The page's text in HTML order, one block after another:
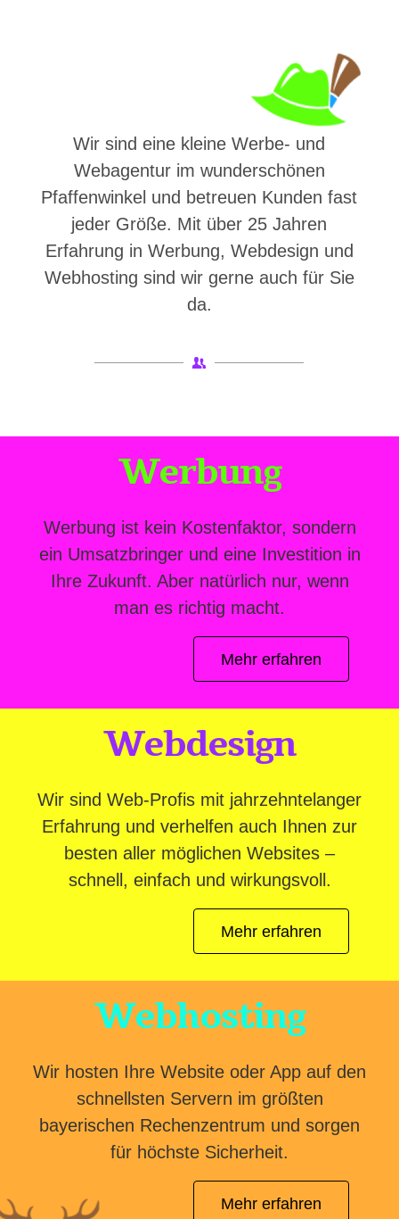
Wir sind eine kleine Werbe- und
Webagentur im wunderschönen
Pfaffenwinkel und betreuen Kunden fast
jeder Größe. Mit über 25 Jahren
Erfahrung in Werbung, Webdesign und
Webhosting sind wir gerne auch für Sie
da.
Werbung
Werbung ist kein Kostenfaktor, sondern
ein Umsatzbringer und eine Investition in
Ihre Zukunft. Aber natürlich nur, wenn
man es richtig macht.
Mehr erfahren
Webdesign
Wir sind Web-Profis mit jahrzehntelanger
Erfahrung und verhelfen auch Ihnen zur
besten aller möglichen Websites –
schnell, einfach und wirkungsvoll.
Mehr erfahren
Webhosting
Wir hosten Ihre Website oder App auf den
schnellsten Servern im größten
bayerischen Rechenzentrum und sorgen
für höchste Sicherheit.
Mehr erfahren